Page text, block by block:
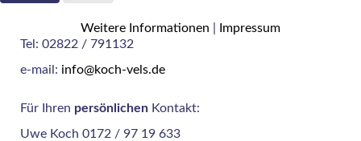
Tel: 02822 / 791132
e-mail: info@koch-vels.de
Für Ihren persönlichen Kontakt:
Uwe Koch 0172 / 97 19 633
Weitere Informationen Impressum